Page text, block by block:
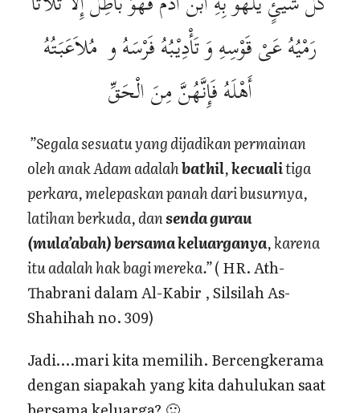
رَمْيُهُ عَىْ قَوْسِهِ وَ تَأْدِيْبُهُ فَرْسَهُ و مُلاَعَبَتُهُ
أَهْلَهُ فَإِنَّهُنَّ مِنَ الْحَقِّ
”Segala sesuatu yang dijadikan permainan
oleh anak Adam adalahbathil,kecualitiga
perkara, melepaskan panah dari busurnya,
latihan berkuda, dansenda gurau
(mula’abah) bersama keluarganya, karena
itu adalah hak bagi mereka.”( HR. Ath-
Thabrani dalam Al-Kabir , Silsilah As-
Shahihah no. 309)
Jadi….mari kita memilih. Bercengkerama
dengan siapakah yang kita dahulukan saat